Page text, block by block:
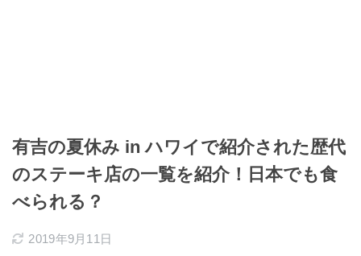
有吉の夏休み in ハワイで紹介された歴代
のステーキ店の一覧を紹介！日本でも食
べられる？
2019年9月11日